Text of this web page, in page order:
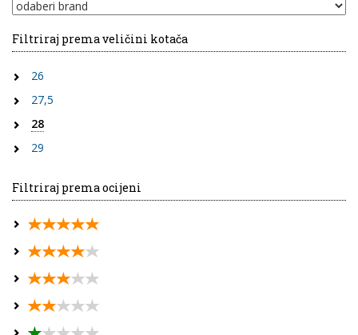
Filtriraj prema veličini kotača
26
27,5
28
29
Filtriraj prema ocijeni